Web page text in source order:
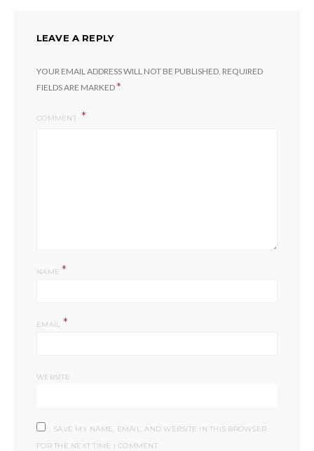
LEAVE A REPLY
YOUR EMAIL ADDRESS WILL NOT BE PUBLISHED. REQUIRED
FIELDS ARE MARKED*
COMMENT
NAME*
EMAIL *
WEBSITE
SAVE MY NAME, EMAIL, AND WEBSITE IN THIS BROWSER
FOR THE NEXT TIME I COMMENT.